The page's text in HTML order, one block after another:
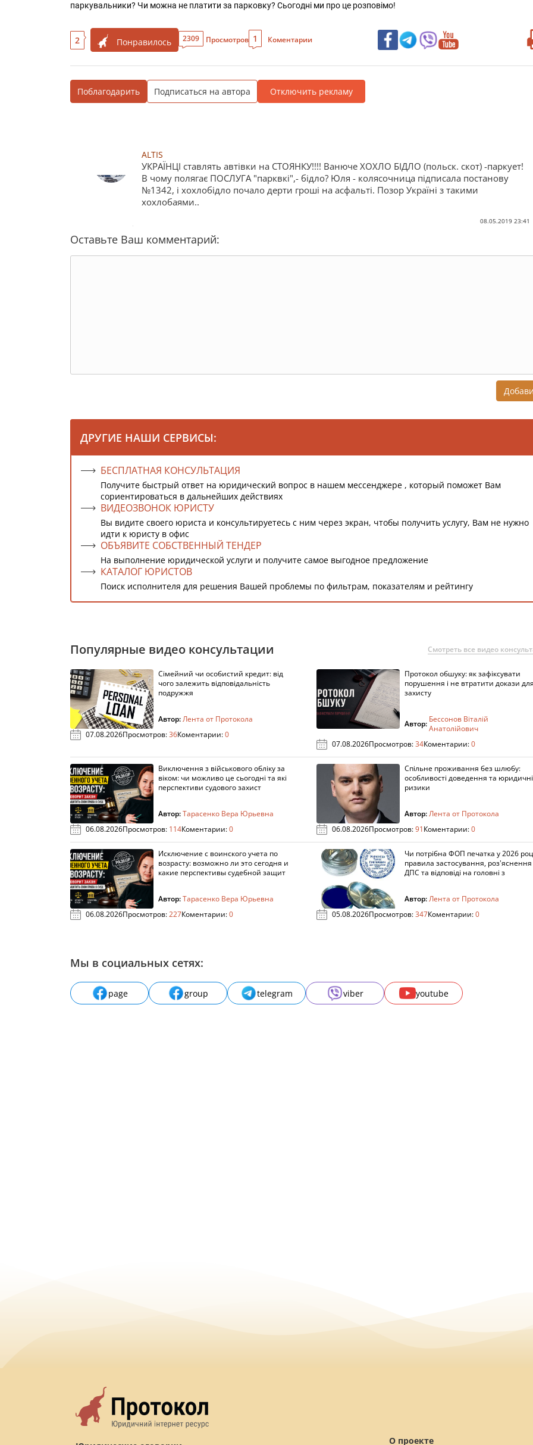
паркувальники? Чи можна не платити за парковку? Сьогодні ми про це розповімо!
2 Понравилось 2309 Просмотров 1 Коментарии
Поблагодарить Подписаться на автора Отключить рекламу
ALTIS
УКРАЇНЦІ ставлять автівки на СТОЯНКУ!!!! Ванюче ХОХЛО БІДЛО (польск. скот) -паркует!
В чому полягає ПОСЛУГА "парквкі",- бідло? Юля - колясочница підписала постанову
№1342, і хохлобідло почало дерти гроші на асфальті. Позор Україні з такими
хохлобаями..
08.05.2019 23:41
Оставьте Ваш комментарий:
ДРУГИЕ НАШИ СЕРВИСЫ:
БЕСПЛАТНАЯ КОНСУЛЬТАЦИЯ
Получите быстрый ответ на юридический вопрос в нашем мессенджере , который поможет Вам
сориентироваться в дальнейших действиях
ВИДЕОЗВОНОК ЮРИСТУ
Вы видите своего юриста и консультируетесь с ним через экран, чтобы получить услугу, Вам не нужно
идти к юристу в офис
ОБЪЯВИТЕ СОБСТВЕННЫЙ ТЕНДЕР
На выполнение юридической услуги и получите самое выгодное предложение
КАТАЛОГ ЮРИСТОВ
Поиск исполнителя для решения Вашей проблемы по фильтрам, показателям и рейтингу
Популярные видео консультации Смотреть все видео
Сімейний чи особистий кредит: від
чого залежить відповідальність
подружжя
Автор:Лента от Протокола
07.08.2026Просмотров:36Коментарии:0
Протокол обшуку: як зафіксувати
порушення і не втратити докази
захисту
Автор: Бессонов Віталій
Анатолійович
07.08.2026Просмотров:34Коментарии:0
Виключення з військового обліку за
віком: чи можливо це сьогодні та які
перспективи судового захист
Автор:Тарасенко Вера Юрьевна
06.08.2026Просмотров: 114Коментарии:0
Спільне проживання без шлюбу:
особливості доведення та юридичні
ризики
Автор:Лента от Протокола
06.08.2026Просмотров:91Коментарии:0
Исключение с воинского учета по
возрасту: возможно ли это сегодня и
какие перспективы судебной защит
Автор:Тарасенко Вера Юрьевна
06.08.2026Просмотров:227Коментарии:0
Чи потрібна ФОП печатка у 2026
правила застосування, роз'яснення
ДПС та відповіді на головні з
Автор:Лента от Протокола
05.08.2026Просмотров:347Коментарии:0
Мы в социальных сетях:
page group telegram viber youtube
О проекте